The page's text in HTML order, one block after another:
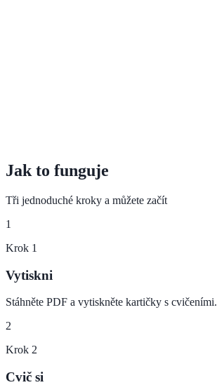
Jak to funguje
Tři jednoduché kroky a můžete začít
1
Krok 1
Vytiskni
Stáhněte PDF a vytiskněte kartičky s cvičeními.
2
Krok 2
Cvič si